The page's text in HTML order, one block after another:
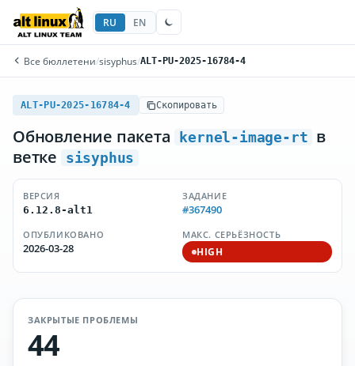
RU EN
Все бюллетени/sisyphus/ALT-PU-2025-16784-4
ALT-PU-2025-16784-4 Скопировать
Обновление пакета kernel-image-rt в
ветке
sisyphus
ВЕРСИЯ
6.12.8-alt1
ЗАДАНИЕ
#367490
ОПУБЛИКОВАНО
2026-03-28
МАКС. СЕРЬЁЗНОСТЬ
HIGH
ЗАКРЫТЫЕ ПРОБЛЕМЫ
44